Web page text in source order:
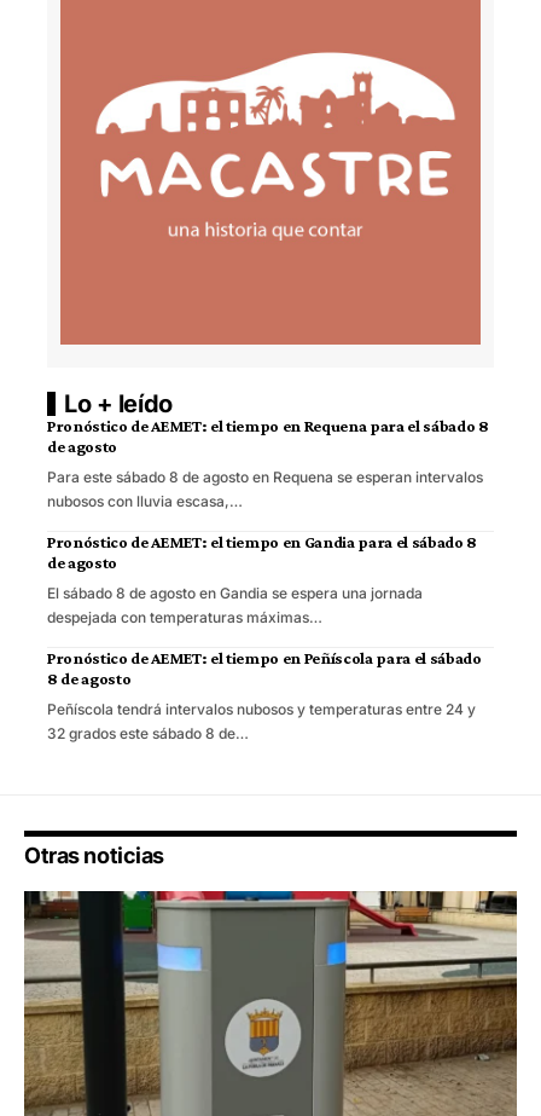
Lo + leído
Pronóstico de AEMET: el tiempo en Requena para el sábado 8
de agosto
Para este sábado 8 de agosto en Requena se esperan intervalos
nubosos con lluvia escasa,…
Pronóstico de AEMET: el tiempo en Gandia para el sábado 8
de agosto
El sábado 8 de agosto en Gandia se espera una jornada
despejada con temperaturas máximas…
Pronóstico de AEMET: el tiempo en Peñíscola para el sábado
8 de agosto
Peñíscola tendrá intervalos nubosos y temperaturas entre 24 y
32 grados este sábado 8 de…
Otras noticias